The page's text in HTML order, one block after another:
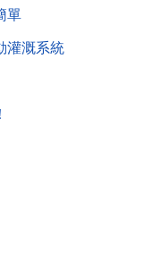
單
灌溉系統